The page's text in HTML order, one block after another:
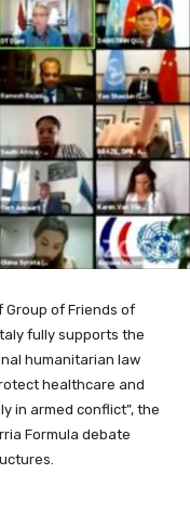
Group of Friends of
fully supports the
humanitarian law
healthcare and
in armed conflict”, the
Formula debate